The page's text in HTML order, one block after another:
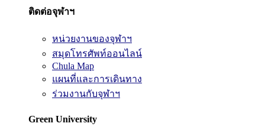
ติดต่อจุฬาฯ
หน่วยงานของจุฬาฯ
สมุดโทรศัพท์ออนไลน์
Chula Map
แผนที่และการเดินทาง
ร่วมงานกับจุฬาฯ
Green University